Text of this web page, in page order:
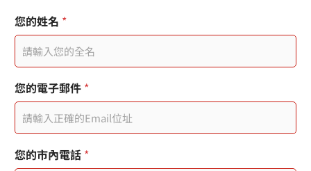
您的姓名 *
您的電子郵件 *
您的市內電話 *